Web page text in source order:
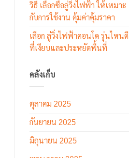
วิธี เลือกซื้อลู่วิ่งไฟฟ้า ให้เหมาะ
กับการใช้งาน คุ้มค่าคุ้มราคา
เลือก ลู่วิ่งไฟฟ้าคอนโด รุ่นไหนดี
ที่เงียบและประหยัดพื้นที่
คลังเก็บ
ตุลาคม 2025
กันยายน 2025
มิถุนายน 2025